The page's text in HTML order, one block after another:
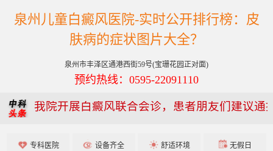
泉州儿童白癜风医院-实时公开排行榜：皮
肤病的症状图片大全？
泉州市丰泽区通港西街59号(宝珊花园正对面)
预约热线：0595-22091110
我院开展白癜风联合会诊，患者朋友们建议通
专科医院 设备齐全 舒适环境 无假日